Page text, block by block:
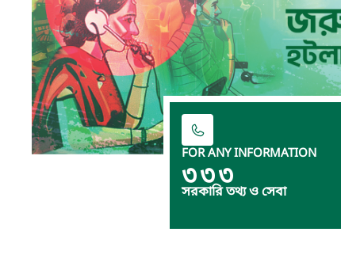
FOR ANY INFORMATION
৩৩৩
সরকারি তথ্য ও সেবা